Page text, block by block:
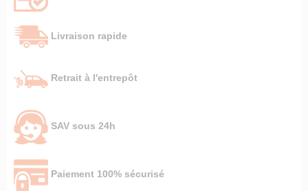
Livraison rapide
Retrait à l'entrepôt
SAV sous 24h
Paiement 100% sécurisé